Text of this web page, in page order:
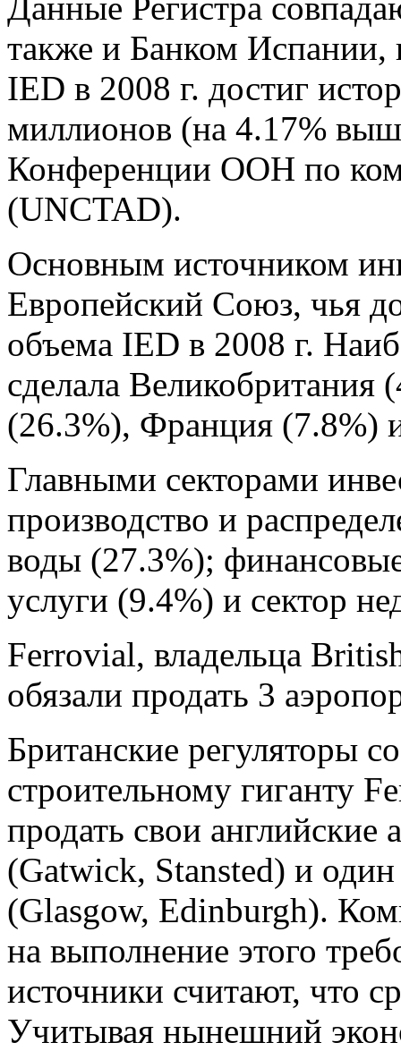
также и Банком Испании,
IED в 2008 г. достиг
миллионов (на 4.17%
Конференции ООН по
(UNCTAD).
Основным источником
Европейский Союз, чья
объема IED в 2008 г.
сделала Великобритания
(26.3%), Франция (7.8%)
Главными секторами
производство и
воды (27.3%);
услуги (9.4%) и сектор
Ferrovial, владельца
обязали продать 3
Британские регуляторы
строительному гиганту
продать свои английские
(Gatwick, Stansted) и
(Glasgow, Edinburgh).
на выполнение этого
источники считают, что
Учитывая нынешний